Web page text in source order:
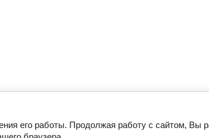
его работы. Продолжая работу с сайтом, Вы